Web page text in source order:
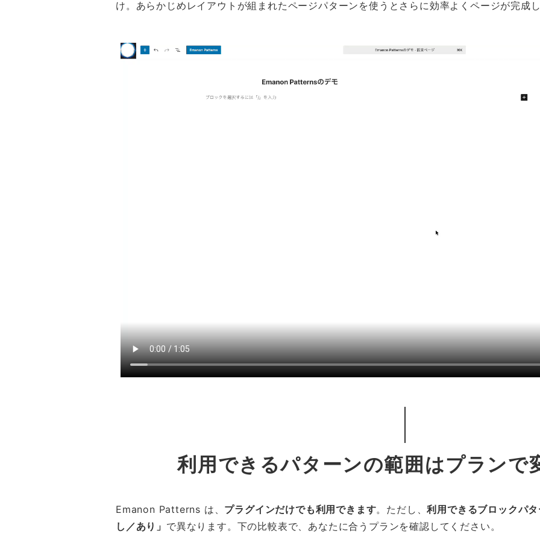
け。あらかじめレイアウトが組まれたページパターンを使うとさらに効率よくページが完成
利用できるパターンの範囲はプランで
Emanon Patterns は、 プラグインだけでも利用できます。ただし、利用できるブロックパ
し／あり」 で異なります。下の比較表で、あなたに合うプランを確認してください。